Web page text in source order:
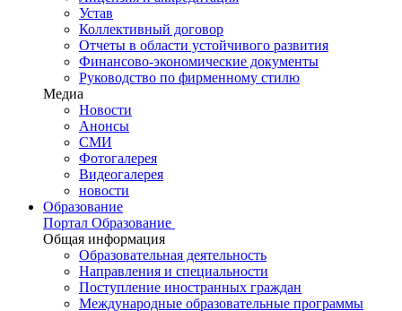
Устав
Коллективный договор
Отчеты в области устойчивого развития
Финансово-экономические документы
Руководство по фирменному стилю
Медиа
Новости
Анонсы
СМИ
Фотогалерея
Видеогалерея
новости
Образование
Портал Образование
Общая информация
Образовательная деятельность
Направления и специальности
Поступление иностранных граждан
Международные образовательные программы